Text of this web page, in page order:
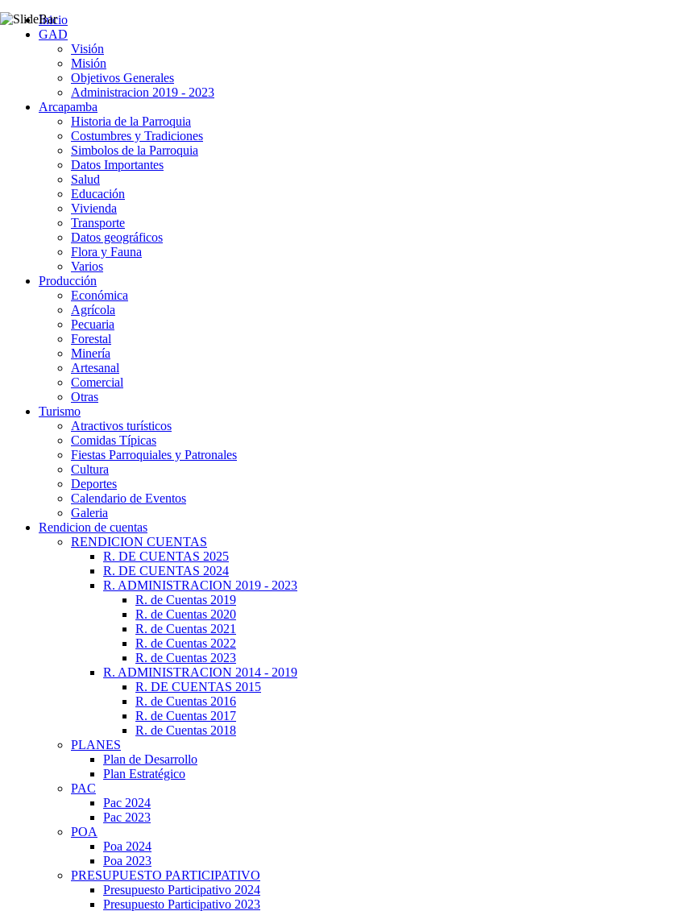
Inicio
GAD
Visión
Misión
Objetivos Generales
Administracion 2019 - 2023
Arcapamba
Historia de la Parroquia
Costumbres y Tradiciones
Simbolos de la Parroquia
Datos Importantes
Salud
Educación
Vivienda
Transporte
Datos geográficos
Flora y Fauna
Varios
Producción
Económica
Agrícola
Pecuaria
Forestal
Minería
Artesanal
Comercial
Otras
Turismo
Atractivos turísticos
Comidas Típicas
Fiestas Parroquiales y Patronales
Cultura
Deportes
Calendario de Eventos
Galeria
Rendicion de cuentas
RENDICION CUENTAS
R. DE CUENTAS 2025
R. DE CUENTAS 2024
R. ADMINISTRACION 2019 - 2023
R. de Cuentas 2019
R. de Cuentas 2020
R. de Cuentas 2021
R. de Cuentas 2022
R. de Cuentas 2023
R. ADMINISTRACION 2014 - 2019
R. DE CUENTAS 2015
R. de Cuentas 2016
R. de Cuentas 2017
R. de Cuentas 2018
PLANES
Plan de Desarrollo
Plan Estratégico
PAC
Pac 2024
Pac 2023
POA
Poa 2024
Poa 2023
PRESUPUESTO PARTICIPATIVO
Presupuesto Participativo 2024
Presupuesto Participativo 2023